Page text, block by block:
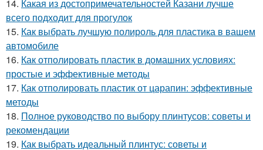
14. Какая из достопримечательностей Казани лучше
всего подходит для прогулок
15. Как выбрать лучшую полироль для пластика в вашем
автомобиле
16. Как отполировать пластик в домашних условиях:
простые и эффективные методы
17. Как отполировать пластик от царапин: эффективные
методы
18. Полное руководство по выбору плинтусов: советы и
рекомендации
19. Как выбрать идеальный плинтус: советы и